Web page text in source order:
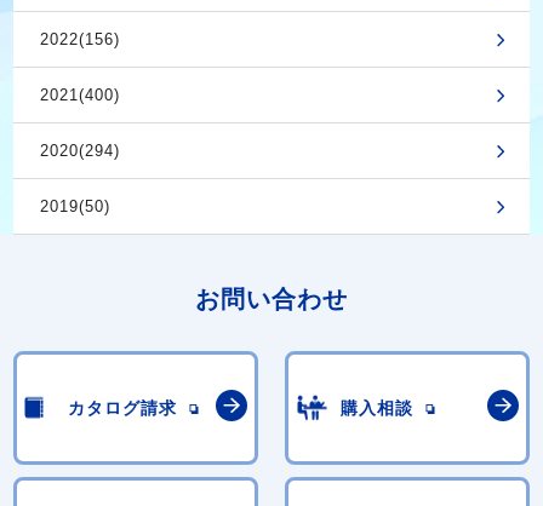
2022(156)
2021(400)
2020(294)
2019(50)
お問い合わせ
カタログ請求 購入相談